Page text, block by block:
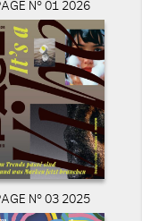
N° 01 2026
N° 03 2025